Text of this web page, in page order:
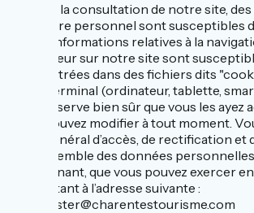
Lors de la consultation de notre site,
caractère personnel sont susceptibles
et des informations relatives à la
ordinateur sur notre site sont
enregistrées dans des fichiers dits
votre terminal (ordinateur, tablette,
sous réserve bien sûr que vous les ayez
vous pouvez modifier à tout moment.
droit général d’accès, de rectification
de l’ensemble des données
concernant, que vous pouvez exercer
contactant à l’adresse suivante :
webmaster@charentestourisme.com